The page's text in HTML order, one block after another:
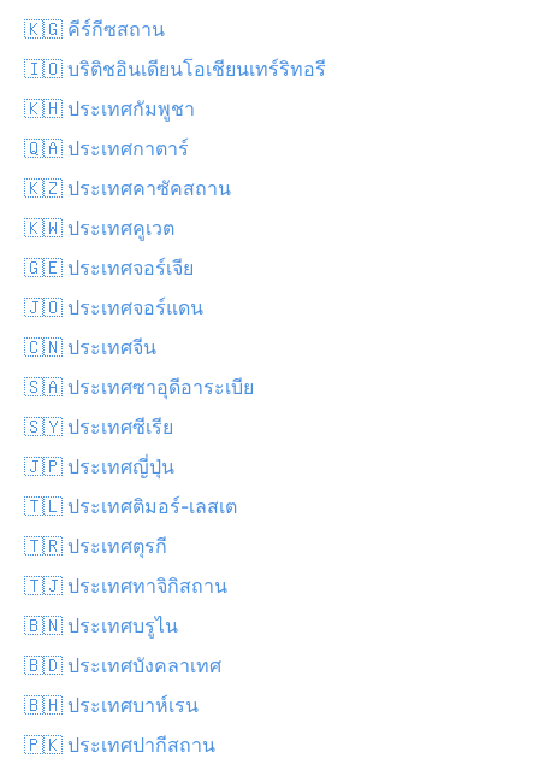
🇰🇬 คีร์กีซสถาน
🇮🇴 บริติชอินเดียนโอเชียนเทร์ริทอรี
🇰🇭 ประเทศกัมพูชา
🇶🇦 ประเทศกาตาร์
🇰🇿 ประเทศคาซัคสถาน
🇰🇼 ประเทศคูเวต
🇬🇪 ประเทศจอร์เจีย
🇯🇴 ประเทศจอร์แดน
🇨🇳 ประเทศจีน
🇸🇦 ประเทศซาอุดีอาระเบีย
🇸🇾 ประเทศซีเรีย
🇯🇵 ประเทศญี่ปุ่น
🇹🇱 ประเทศติมอร์-เลสเต
🇹🇷 ประเทศตุรกี
🇹🇯 ประเทศทาจิกิสถาน
🇧🇳 ประเทศบรูไน
🇧🇩 ประเทศบังคลาเทศ
🇧🇭 ประเทศบาห์เรน
🇵🇰 ประเทศปากีสถาน